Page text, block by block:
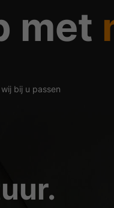
met
bij u passen
Alles accepteren
Essentiële cookies
Externe